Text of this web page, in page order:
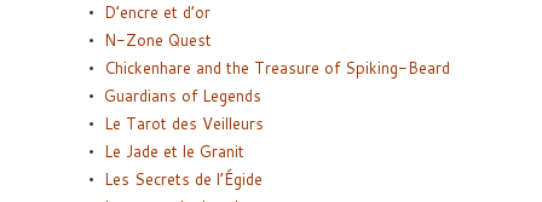
D’encre et d’or
N-Zone Quest
Chickenhare and the Treasure of Spiking-Beard
Guardians of Legends
Le Tarot des Veilleurs
Le Jade et le Granit
Les Secrets de l’Égide